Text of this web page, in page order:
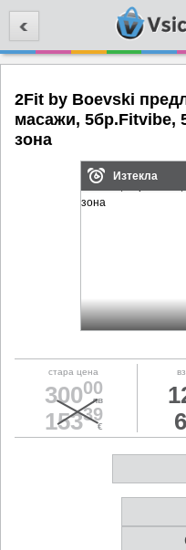
2Fit by Boevski
масажи, 5бр.Fitvibe,
зона
Изтекла
стара цена
30000
лв
15339
€